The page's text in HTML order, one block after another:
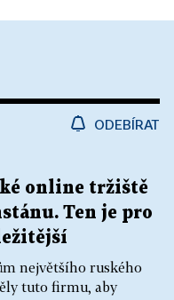
ODEBÍRAT
online tržiště
Ten je pro
největšího ruského
tuto firmu, aby